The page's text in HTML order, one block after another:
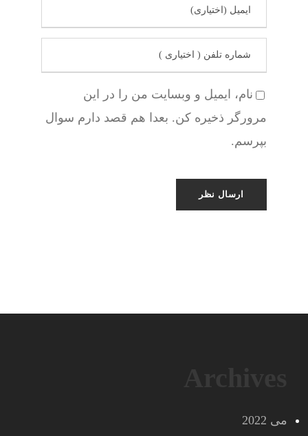
نام، ایمیل و وبسایت من را در این
مرورگر ذخیره کن. بعدا هم قصد دارم سوال
بپرسم.
می 2022